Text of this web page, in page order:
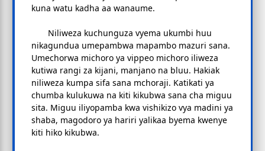
kuna watu kadha aa wanaume.
Niliweza kuchunguza vyema ukumbi huu
nikagundua umepambwa mapambo mazuri sana.
Umechorwa michoro ya vippeo michoro iliweza
kutiwa rangi za kijani, manjano na bluu. Hakiak
niliweza kumpa sifa sana mchoraji. Katikati ya
chumba kulukuwa na kiti kikubwa sana cha miguu
sita. Miguu iliyopamba kwa vishikizo vya madini ya
shaba, magodoro ya hariri yalikaa byema kwenye
kiti hiko kikubwa.